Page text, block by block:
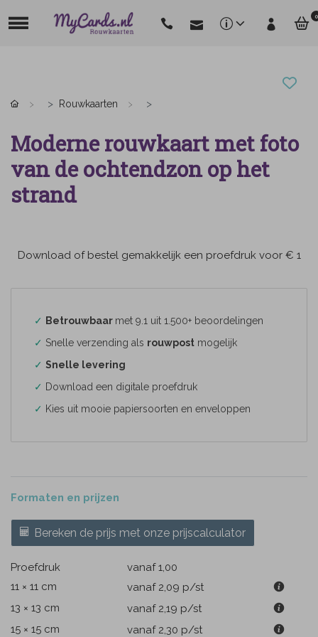
0
Rouwkaarten
Moderne rouwkaart met foto
van de ochtendzon op het
strand
Download of bestel gemakkelijk een proefdruk voor € 1
✓ Betrouwbaar met 9.1 uit 1.500+ beoordelingen
✓ Snelle verzending als rouwpost mogelijk
✓ Snelle levering
✓ Download een digitale proefdruk
✓ Kies uit mooie papiersoorten en enveloppen
Formaten en prijzen
Bereken de prijs met onze prijscalculator
Proefdruk
vanaf 1,00
11 × 11 cm
vanaf 2,09 p/st
13 × 13 cm
vanaf 2,19 p/st
15 × 15 cm
vanaf 2,30 p/st